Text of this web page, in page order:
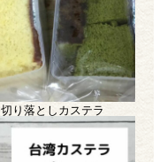
切り落としカステラ